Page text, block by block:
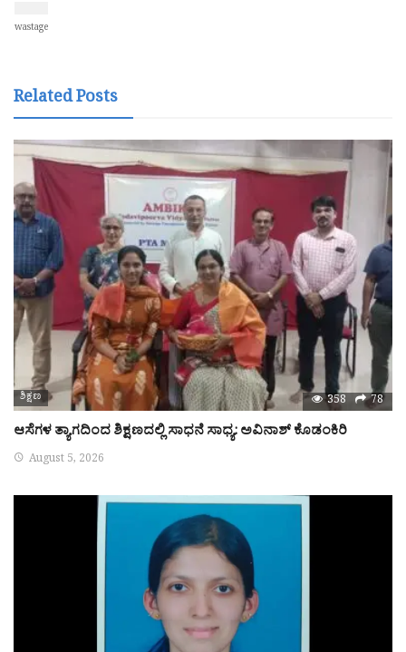
wastage
Related Posts
ಶಿಕ್ಷಣ 358 78
ಆಸೆಗಳ ತ್ಯಾಗದಿಂದ ಶಿಕ್ಷಣದಲ್ಲಿ ಸಾಧನೆ ಸಾಧ್ಯ: ಅವಿನಾಶ್ ಕೊಡಂಕಿರಿ
August 5, 2026